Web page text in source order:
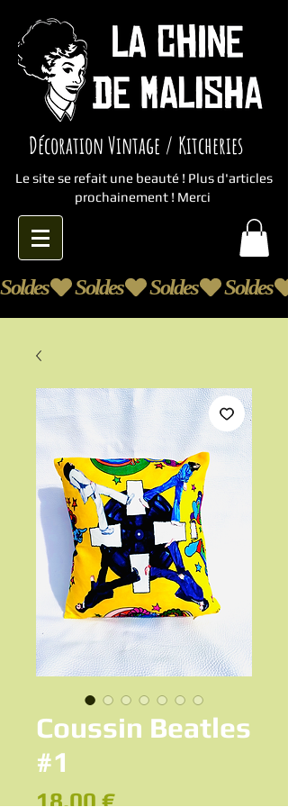
Décoration Vintage / Kitcheries
Le site se refait une beauté ! Plus d'articles
prochainement ! Merci
Soldes
Coussin Beatles
#1
18,00 €Prix